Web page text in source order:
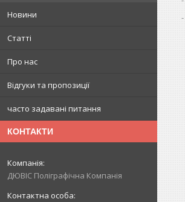
Новини
Статті
Про нас
Відгуки та пропозиції
часто задавані питання
КОНТАКТИ
ДЮВІС Поліграфічна Компанія